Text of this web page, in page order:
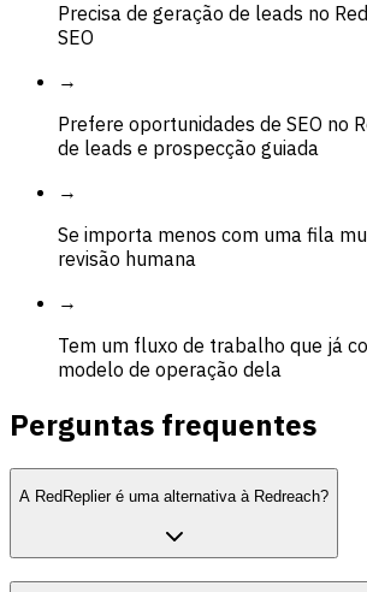
Precisa de geração de leads no
SEO
→
Prefere oportunidades de SEO no
de leads e prospecção guiada
→
Se importa menos com uma fila
revisão humana
→
Tem um fluxo de trabalho que já
modelo de operação dela
Perguntas frequentes
A RedReplier é uma alternativa à Redreach?